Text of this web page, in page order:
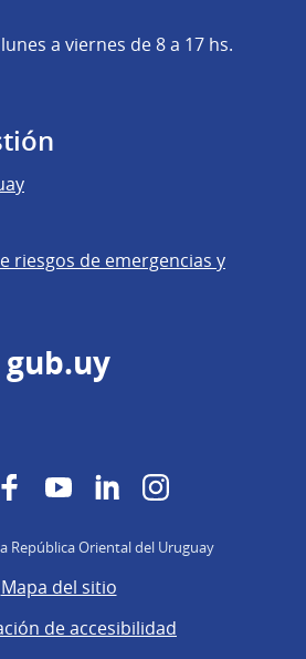
lunes a viernes de 8 a 17 hs.
riesgos de emergencias y
gub.uy
FacebookYouTubeLinkedInInstagram
República Oriental del Uruguay
Mapa del sitio
de accesibilidad